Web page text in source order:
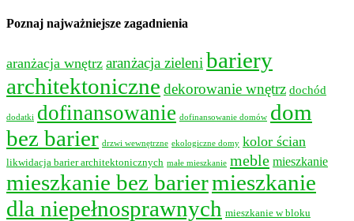
Poznaj najważniejsze zagadnienia
aranżacja wnętrz aranżacja zieleni bariery
architektoniczne dekorowanie wnętrz dochód
dodatki dofinansowanie dofinansowanie domów dom
bez barier drzwi wewnętrzne ekologiczne domy kolor ścian
likwidacja barier architektonicznych małe mieszkanie meble mieszkanie
mieszkanie bez bariermieszkanie
dla niepełnosprawnych mieszkanie w bloku